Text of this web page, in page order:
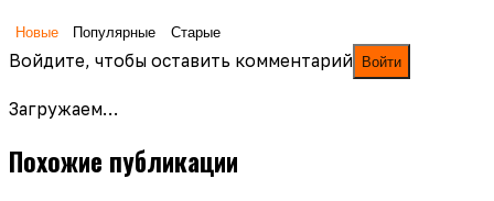
Новые Популярные Старые
Войдите, чтобы оставить комментарий Войти
Загружаем…
Похожие публикации